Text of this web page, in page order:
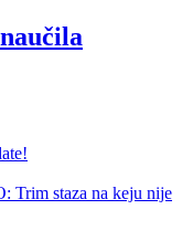
staza na keju nije